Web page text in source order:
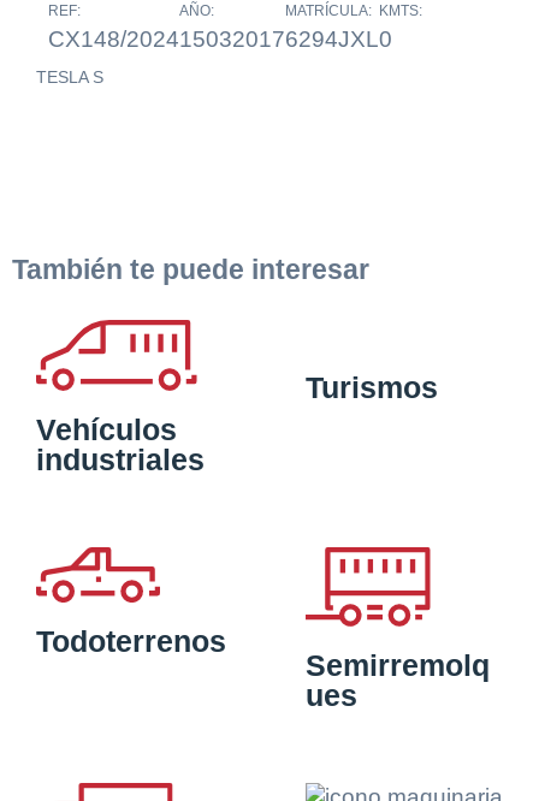
REF:
CX148/2024
AÑO:
15032017
MATRÍCULA:
6294JXL
KMTS:
0
TESLA S
También te puede interesar
Vehículos
industriales
Turismos
Todoterrenos
Semirremolq
ues